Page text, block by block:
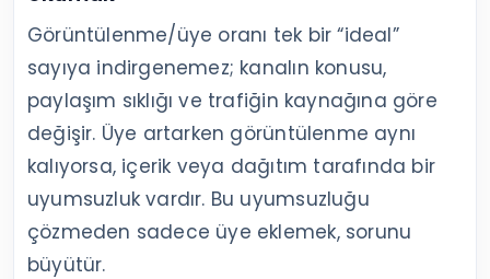
Görüntülenme/üye oranı tek bir “ideal”
sayıya indirgenemez; kanalın konusu,
paylaşım sıklığı ve trafiğin kaynağına göre
değişir. Üye artarken görüntülenme aynı
kalıyorsa, içerik veya dağıtım tarafında bir
uyumsuzluk vardır. Bu uyumsuzluğu
çözmeden sadece üye eklemek, sorunu
büyütür.